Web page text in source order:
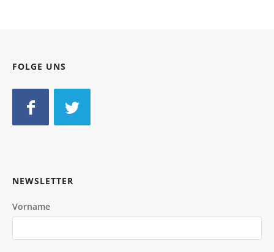
FOLGE UNS
NEWSLETTER
Vorname